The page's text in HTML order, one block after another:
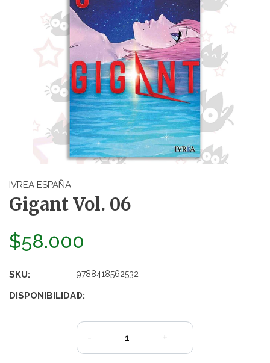
IVREA ESPAÑA
Gigant Vol. 06
$58.000
SKU: 9788418562532
DISPONIBILIDAD:
1
- +